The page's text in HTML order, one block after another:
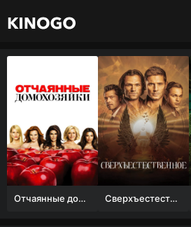
Отчаянные домохозяйки (1 сезон) Сверхъестественное